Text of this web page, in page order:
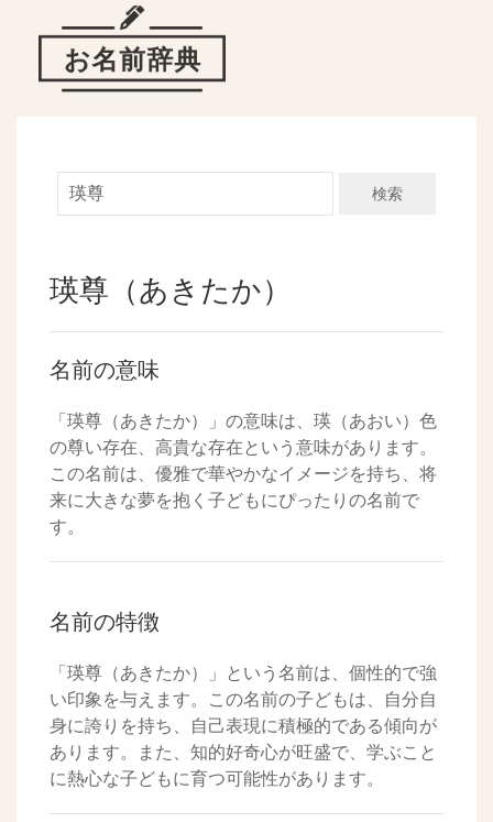
検索
瑛尊（あきたか）
名前の意味
「瑛尊（あきたか）」の意味は、瑛（あおい）色
の尊い存在、高貴な存在という意味があります。
この名前は、優雅で華やかなイメージを持ち、将
来に大きな夢を抱く子どもにぴったりの名前で
す。
名前の特徴
「瑛尊（あきたか）」という名前は、個性的で強
い印象を与えます。この名前の子どもは、自分自
身に誇りを持ち、自己表現に積極的である傾向が
あります。また、知的好奇心が旺盛で、学ぶこと
に熱心な子どもに育つ可能性があります。